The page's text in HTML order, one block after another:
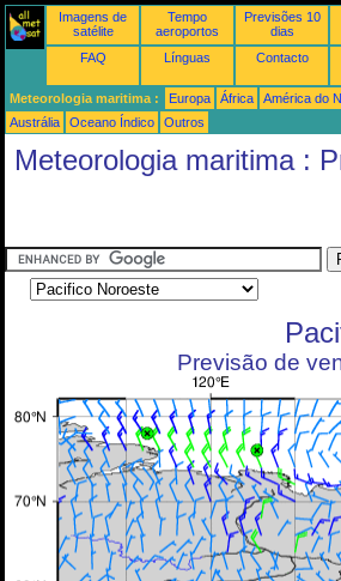
Imagens de
satélite
Tempo
aeroportos
Previsões 10
dias
FAQ Línguas Contacto
Meteorologia maritima : Europa África América do
Austrália
Oceano Índico Outros
Meteorologia maritima :
Previsão de